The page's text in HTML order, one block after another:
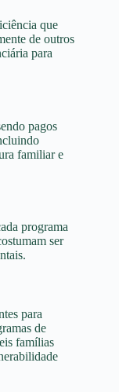
que
de outros
para
pagos
familiar e
programa
ser
para
de
famílias